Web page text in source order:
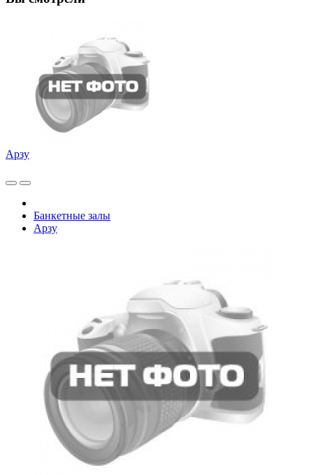
Арзу
Банкетные залы
Арзу